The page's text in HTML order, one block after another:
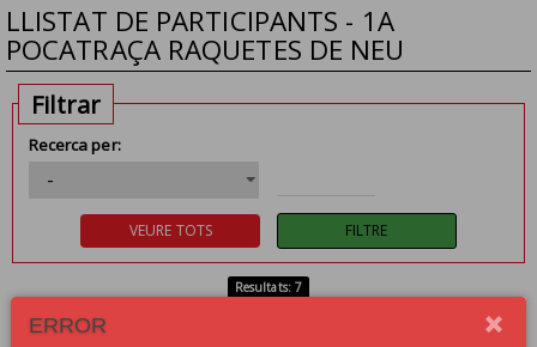
LLISTAT DE PARTICIPANTS - 1A
POCATRAÇA RAQUETES DE NEU
Filtrar
Recerca per:
Resultats: 7
PARTICIPANT
ERROR